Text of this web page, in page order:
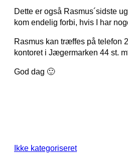
Dette er også Rasmus´sidste
kom endelig forbi, hvis I har
Rasmus kan træffes på telefon
kontoret i Jægermarken 44 st.
God dag 🙂
Ikke kategoriseret